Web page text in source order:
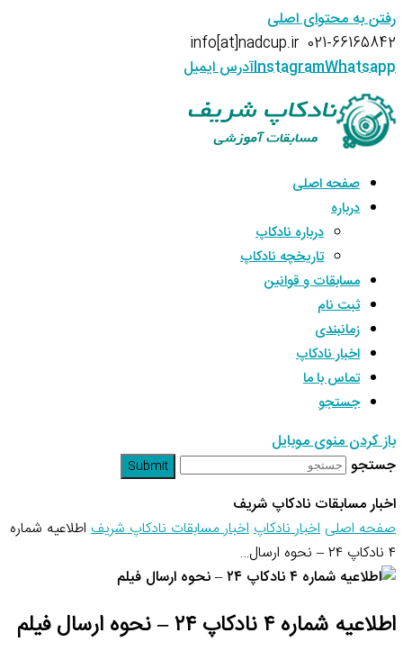
رفتن به محتوای اصلی
021-66165842
info[at]nadcup.ir
InstagramWhatsapp آدرس ایمیل
صفحه اصلی
درباره
درباره نادکاپ
تاریخچه نادکاپ
مسابقات و قوانین
ثبت نام
زمانبندی
اخبار نادکاپ
تماس با ما
جستجو
باز کردن منوی موبایل
جستجو
Submit
اخبار مسابقات نادکاپ شریف
صفحه اصلی اخبار نادکاپاخبار مسابقات نادکاپ شریف اطلاعیه شماره
۴ نادکاپ ۲۴ – نحوه ارسال…
اطلاعیه شماره ۴ نادکاپ ۲۴ – نحوه ارسال فیلم